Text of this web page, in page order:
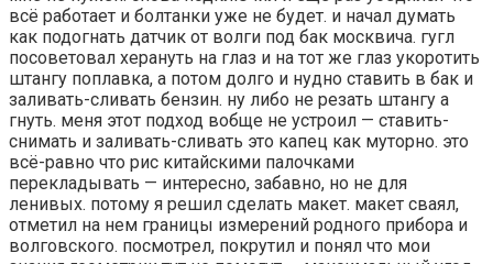
всё работает и болтанки уже не будет. и начал думать
как подогнать датчик от волги под бак москвича. гугл
посоветовал херануть на глаз и на тот же глаз укоротить
штангу поплавка, а потом долго и нудно ставить в бак и
заливать-сливать бензин. ну либо не резать штангу а
гнуть. меня этот подход вобще не устроил — ставить-
снимать и заливать-сливать это капец как муторно. это
всё-равно что рис китайскими палочками
перекладывать — интересно, забавно, но не для
ленивых. потому я решил сделать макет. макет сваял,
отметил на нем границы измерений родного прибора и
волговского. посмотрел, покрутил и понял что мои